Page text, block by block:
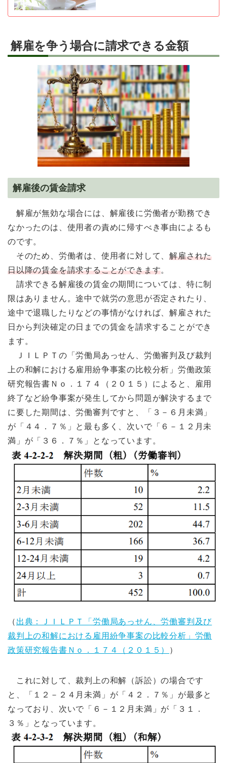
解雇を争う場合に請求できる金額
解雇後の賃金請求
解雇が無効な場合には、解雇後に労働者が勤務でき
なかったのは、使用者の責めに帰すべき事由によるも
のです。
そのため、労働者は、使用者に対して、解雇された
日以降の賃金を請求することができます。
請求できる解雇後の賃金の期間については、特に制
限はありません。途中で就労の意思が否定されたり、
途中で退職したりなどの事情がなければ、解雇された
日から判決確定の日までの賃金を請求することができ
ます。
ＪＩＬＰＴの「労働局あっせん、労働審判及び裁判
上の和解における雇用紛争事案の比較分析」労働政策
研究報告書Ｎｏ．１７４（２０１５）によると、雇用
終了など紛争事案が発生してから問題が解決するまで
に要した期間は、労働審判ですと、「３－６月未満」
が「４４．７％」と最も多く、次いで「６－１２月未
満」が「３６．７％」となっています。
（ 出典：ＪＩＬＰＴ「労働局あっせん、労働審判及び
裁判上の和解における雇用紛争事案の比較分析」労働
政策研究報告書Ｎｏ．１７４（２０１５）
）
これに対して、裁判上の和解（訴訟）の場合です
と、「１２－２４月未満」が「４２．７％」が最多と
なっており、次いで「６－１２月未満」が「３１．
３％」となっています。